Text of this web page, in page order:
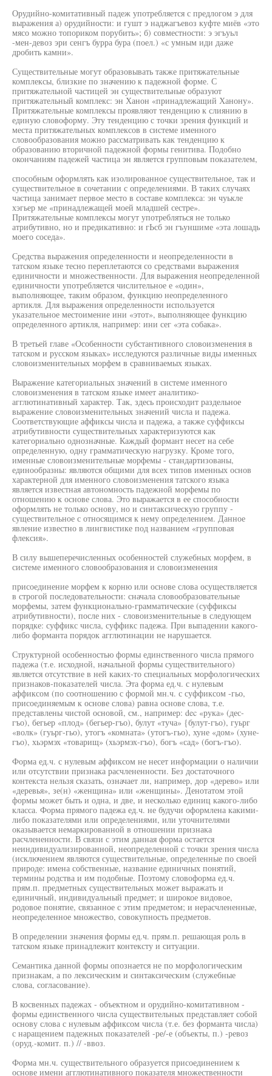
Орудийно-комитативный падеж употребляется с предлогом э для
выражения а) орудийности: и гушт э наджагъевоз куфте миёв «это
мясо можно топориком порубить»; б) совместности: э эгъуьл
-мен-девоз эри сенгъ бурра бура (поел.) «с умным иди даже
дробить камни».
Существительные могут образовывать также притяжательные
комплексы, близкие по значению к падежной форме. С
притяжательной частицей эн существительные образуют
притяжательный комплекс: эн Ханон «принадлежащий Ханону».
Притяжательные комплексы проявляют тенденцию к слиянию в
единую словоформу. Эту тенденцию с точки зрения функций и
места притяжательных комплексов в системе именного
словообразования можно рассматривать как тенденцию к
образованию вторичной падежной формы генитива. Подобно
окончаниям падежей частица эн является групповым показателем,
способным оформлять как изолированное существительное, так и
существительное в сочетании с определениями. В таких случаях
частица занимает первое место в составе комплекса: эн чуькле
хэгьер ме «принадлежащей моей младшей сестре».
Притяжательные комплексы могут употребляться не только
атрибутивно, но и предикативно: и гЬсб эн гъуншиме «эта лошадь
моего соседа».
Средства выражения определенности и неопределенности в
татском языке тесно переплетаются со средствами выражения
единичности и множественности. Для выражения неопределенной
единичности употребляется числительное е «один»,
выполняющее, таким образом, функцию неопределенного
артикля. Для выражения определенности используется
указательное местоимение ини «этот», выполняющее функцию
определенного артикля, например: ини сег «эта собака».
В третьей главе «Особенности субстантивного словоизменения в
татском и русском языках» исследуются различные виды именных
словоизменительных морфем в сравниваемых языках.
Выражение категориальных значений в системе именного
словоизменения в татском языке имеет аналитико-
агглютинативный характер. Так, здесь происходит раздельное
выражение словоизменительных значений числа и падежа.
Соответствующие аффиксы числа и падежа, а также суффиксы
атрибутивности существительных характеризуются как
категориально однозначные. Каждый формант несет на себе
определенную, одну грамматическую нагрузку. Кроме того,
именные словоизменительные морфемы - стандартизованы,
единообразны: являются общими для всех типов именных основ
характерной для именного словоизменения татского языка
является известная автономность падежной морфемы по
отношению к основе слова. Это выражается в ее способности
оформлять не только основу, но и синтаксическую группу -
существительное с относящимся к нему определением. Данное
явление известно в лингвистике под названием «групповая
флексия».
В силу вышеперечисленных особенностей служебных морфем, в
системе именного словообразования и словоизменения
присоединение морфем к корню или основе слова осуществляется
в строгой последовательности: сначала словообразовательные
морфемы, затем функционально-грамматические (суффиксы
атрибутивности), после них - словоизменительные в следующем
порядке: суффикс числа, суффикс падежа. При выпадении какого-
либо форманта порядок агглютинации не нарушается.
Структурной особенностью формы единственного числа прямого
падежа (т.е. исходной, начальной формы существительного)
является отсутствие в ней каких-то специальных морфологических
признаков-показателей числа. Эта форма ед.ч. с нулевым
аффиксом (по соотношению с формой мн.ч. с суффиксом -гьо,
присоединяемым к основе слова) равна основе слова, т.е.
представлены чистой основой, см., например: dec «рука» (дес-
гъо), бегьер «плод» (бегьер-гъо), булут «туча» {булут-гъо), гуьрг
«волк» (гуьрг-гьо), утогъ «комната» (утогъ-гьо), хуне «дом» (хуне-
гъо), хьэрмэх «товарищ» (хьэрмэх-гъо), богъ «сад» (богъ-гъо).
Форма ед.ч. с нулевым аффиксом не несет информации о наличии
или отсутствии признака расчлененности. Без достаточного
контекста нельзя сказать, означает ли, например, дор «дерево» или
«деревья», зе(н) «женщина» или «женщины». Денотатом этой
формы может быть и одна, и две, и несколько единиц какого-либо
класса. Форма прямого падежа ед.ч. не будучи оформлена какими-
либо показателями или определениями, или уточнителями
оказывается немаркированной в отношении признака
расчлененности. В связи с этим данная форма остается
неиндивидуализированной, неопределенной с точки зрения числа
(исключением являются существительные, определенные по своей
природе: имена собственные, название единичных понятий,
термины родства и им подобные. Поэтому словоформа ед.ч.
прям.п. предметных существительных может выражать и
единичный, индивидуальный предмет; и широкое видовое,
родовое понятие, связанное с этим предметом; и нерасчлененные,
неопределенное множество, совокупность предметов.
В определении значения формы ед.ч. прям.п. решающая роль в
татском языке принадлежит контексту и ситуации.
Семантика данной формы опознается не по морфологическим
признакам, а по лексическим и синтаксическим (служебные
слова, согласование).
В косвенных падежах - объектном и орудийно-комитативном -
формы единственного числа существительных представляет собой
основу слова с нулевым аффиксом числа (т.е. без форманта числа)
с наращением падежных показателей -ре/-е (объекты, п.) -ревоз
(оруд.-комит. п.) // -ввоз.
Форма мн.ч. существительного образуется присоединением к
основе имени агглютинативного показателя множественности